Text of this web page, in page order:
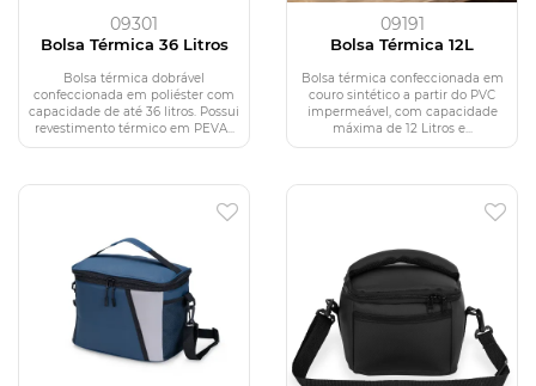
09301
Bolsa Térmica 36 Litros
Bolsa térmica dobrável
confeccionada em poliéster com
capacidade de até 36 litros. Possui
revestimento térmico em PEVA...
09191
Bolsa Térmica 12L
Bolsa térmica confeccionada em
couro sintético a partir do PVC
impermeável, com capacidade
máxima de 12 Litros e...